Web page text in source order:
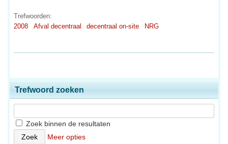
Trefwoorden:
2008
Afval decentraal decentraal on-site NRG
Trefwoord zoeken
Zoek binnen de resultaten
Meer opties